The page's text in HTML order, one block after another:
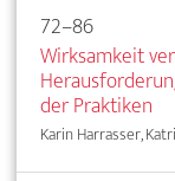
72–86
Wirksamkeit
der Praktiken
Karin Harrasser,